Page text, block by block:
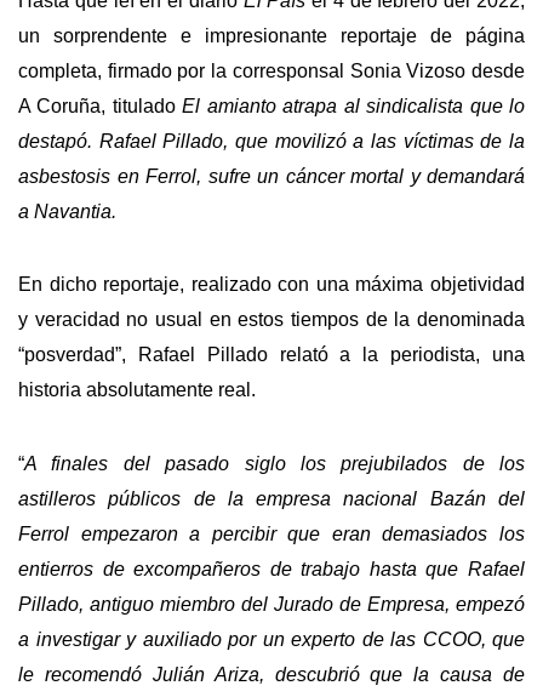
un sorprendente e impresionante reportaje de página
completa, firmado por la corresponsal Sonia Vizoso desde
A Coruña, tituladoEl amianto atrapa al sindicalista que lo
destapó. Rafael Pillado, que movilizó a las víctimas de la
asbestosis en Ferrol, sufre un cáncer mortal y demandará
a Navantia.
En dicho reportaje, realizado con una máxima objetividad
y veracidad no usual en estos tiempos de la denominada
“posverdad”, Rafael Pillado relató a la periodista, una
historia absolutamente real.
“A finales del pasado siglo los prejubilados de los
astilleros públicos de la empresa nacional Bazán del
Ferrol empezaron a percibir que eran demasiados los
entierros de excompañeros de trabajo hasta que Rafael
Pillado, antiguo miembro del Jurado de Empresa, empezó
a investigar y auxiliado por un experto de las CCOO, que
le recomendó Julián Ariza, descubrió que la causa de